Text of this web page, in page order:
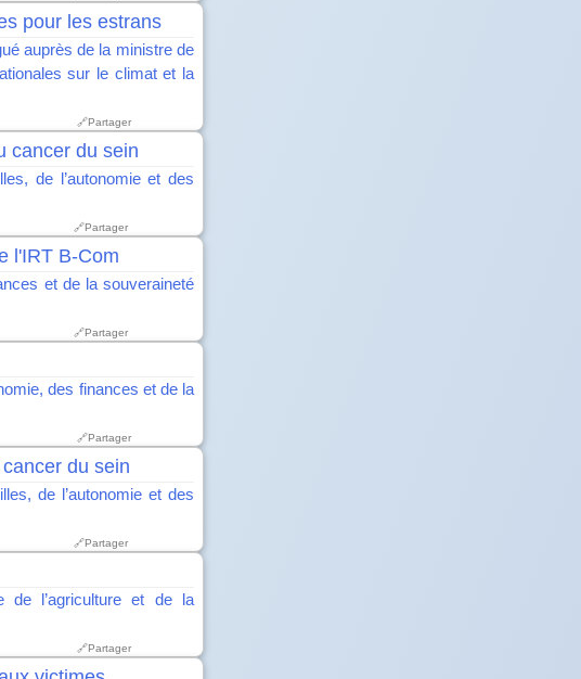
pour les estrans
auprès de la ministre de
sur le climat et la
🔗Partager
cancer du sein
de l’autonomie et des
🔗Partager
l'IRT B-Com
et de la souveraineté
🔗Partager
des finances et de la
🔗Partager
du sein
de l’autonomie et des
🔗Partager
de l’agriculture et de la
🔗Partager